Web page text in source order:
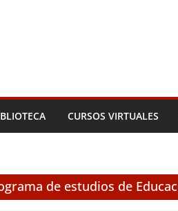
CURSOS VIRTUALES
de estudios de